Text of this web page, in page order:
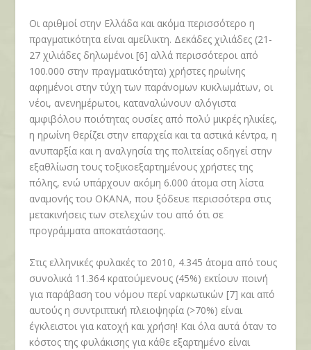
Οι αριθμοί στην Ελλάδα και ακόμα περισσότερο η
πραγματικότητα είναι αμείλικτη. Δεκάδες χιλιάδες (21-
27 χιλιάδες δηλωμένοι [6] αλλά περισσότεροι από
100.000 στην πραγματικότητα) χρήστες ηρωίνης
αφημένοι στην τύχη των παράνομων κυκλωμάτων, οι
νέοι, ανενημέρωτοι, καταναλώνουν αλόγιστα
αμφιβόλου ποιότητας ουσίες από πολύ μικρές ηλικίες,
η ηρωίνη θερίζει στην επαρχεία και τα αστικά κέντρα, η
ανυπαρξία και η αναλγησία της πολιτείας οδηγεί στην
εξαθλίωση τους τοξικοεξαρτημένους χρήστες της
πόλης, ενώ υπάρχουν ακόμη 6.000 άτομα στη λίστα
αναμονής του ΟΚΑΝΑ, που ξόδευε περισσότερα στις
μετακινήσεις των στελεχών του από ότι σε
προγράμματα αποκατάστασης.
Στις ελληνικές φυλακές το 2010, 4.345 άτομα από τους
συνολικά 11.364 κρατούμενους (45%) εκτίουν ποινή
για παράβαση του νόμου περί ναρκωτικών [7] και από
αυτούς η συντριπτική πλειοψηφία (>70%) είναι
έγκλειστοι για κατοχή και χρήση! Και όλα αυτά όταν το
κόστος της φυλάκισης για κάθε εξαρτημένο είναι